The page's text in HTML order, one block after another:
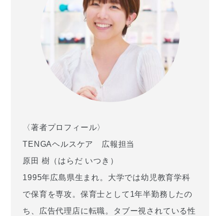
​​〈著者プロフィール〉
TENGAヘルスケア 広報担当
原田 樹（はらだ いつき）
1995年広島県生まれ。大学では幼児教育学科
で保育を専攻。保育士として1年半勤務したの
ち、広告代理店に転職。タブー視されている性